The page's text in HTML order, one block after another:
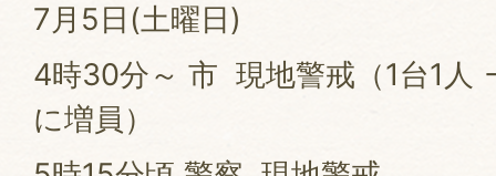
7月5日(土曜日)
4時30分～ 市 現地警戒（1台1
に増員）